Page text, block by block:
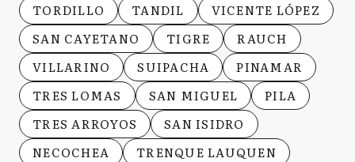
TORDILLO
TANDIL
VICENTE LÓPEZ
SAN CAYETANO
TIGRE
RAUCH
VILLARINO
SUIPACHA
PINAMAR
TRES LOMAS
SAN MIGUEL
PILA
TRES ARROYOS
SAN ISIDRO
NECOCHEA
TRENQUE LAUQUEN